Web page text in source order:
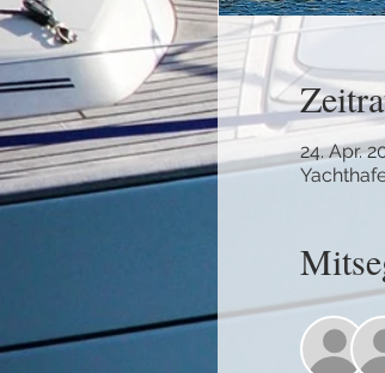
24. Apr.